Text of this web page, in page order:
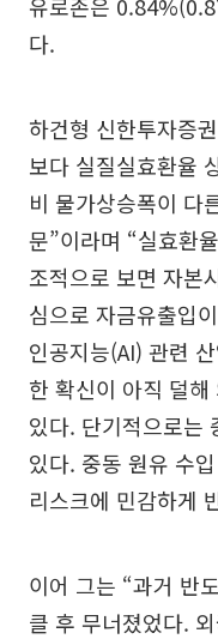
다.
하건형 신한투자증
보다 실질실효환율
비 물가상승폭이 다
문”이라며 “실효환
조적으로 보면 자본
심으로 자금유출입
인공지능(AI) 관련
한 확신이 아직 덜
있다. 단기적으로는
있다. 중동 원유 수
리스크에 민감하게
이어 그는 “과거 반
클 후 무너졌었다.